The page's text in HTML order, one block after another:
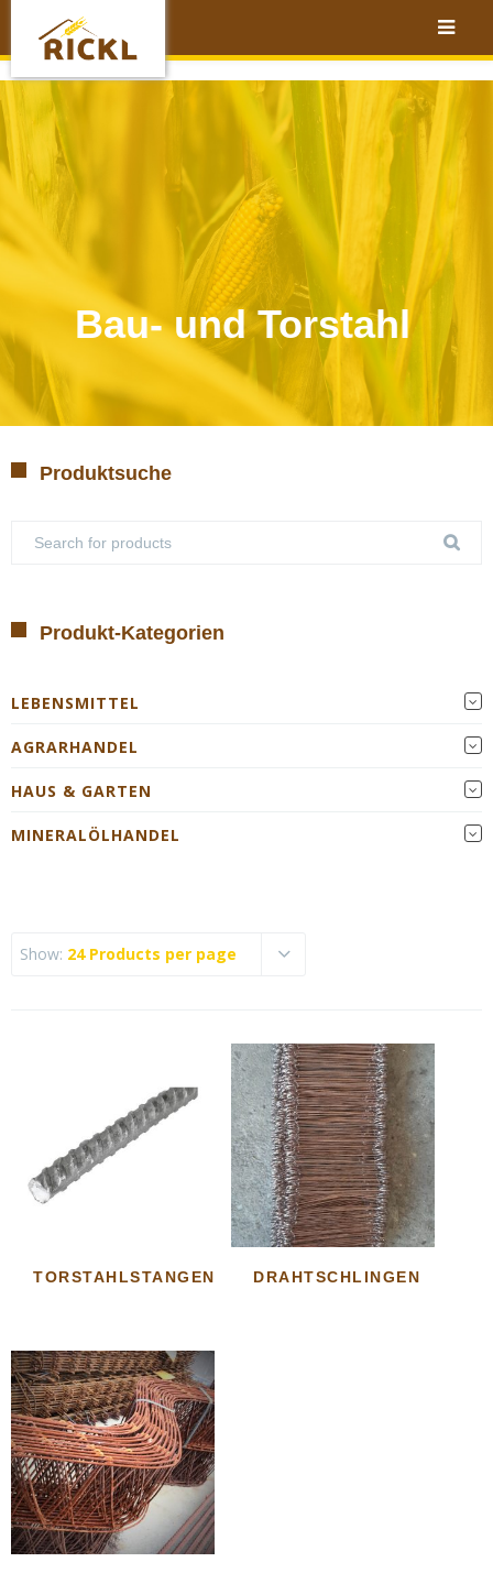
Bau- und Torstahl
Show: 24 Products per page
TORSTAHLSTANGEN DRAHTSCHLINGEN
Produktsuche
Produkt-Kategorien
LEBENSMITTEL
AGRARHANDEL
HAUS & GARTEN
MINERALÖLHANDEL